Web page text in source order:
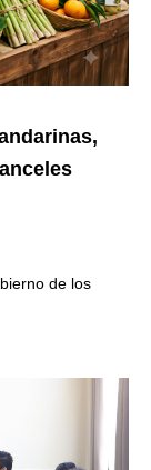
de los